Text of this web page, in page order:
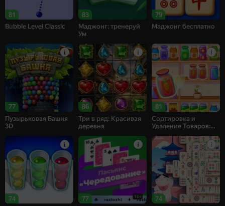
81
Bubble Level Classic
83
Маджонг: тренеруй
Ум
79
Маджонг бесплатно
77
Пузырьковая Башня
3D
86
Три в ряд: Красивая
деревня
81
Сортировка и
Удаление Товаров:
74
77 16+
74